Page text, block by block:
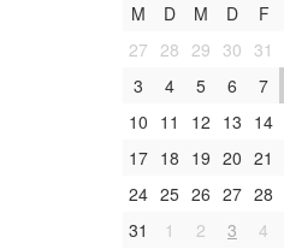
M
D M D F
27 28 29 30 31
3
4 5 6 7
10 11 12 13 14
17 18 19 20 21
24 25 26 27 28
31
1 2 3 4